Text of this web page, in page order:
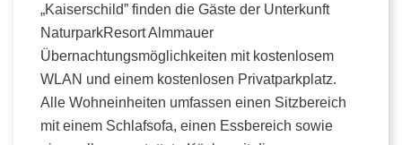
„Kaiserschild” finden die Gäste der Unterkunft
NaturparkResort Almmauer
Übernachtungsmöglichkeiten mit kostenlosem
WLAN und einem kostenlosen Privatparkplatz.
Alle Wohneinheiten umfassen einen Sitzbereich
mit einem Schlafsofa, einen Essbereich sowie